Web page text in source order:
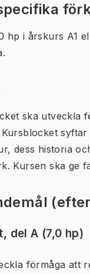
hp i årskurs A1
ska utveckla
dess historia
Kursen ska ge
del A (7,0 hp)
förmåga att